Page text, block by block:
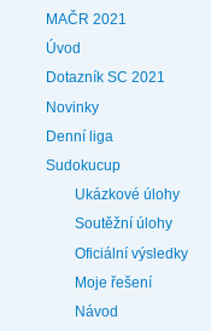
MAČR 2021
Úvod
Dotazník SC 2021
Novinky
Denní liga
Sudokucup
Ukázkové úlohy
Soutěžní úlohy
Oficiální výsledky
Moje řešení
Návod